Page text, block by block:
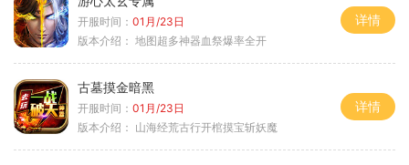
开服时间： 01月/23日
版本介绍： 地图超多神器血祭爆率全开
详情
古墓摸金暗黑
开服时间： 01月/23日
版本介绍： 山海经荒古行开棺摸宝斩妖魔
详情